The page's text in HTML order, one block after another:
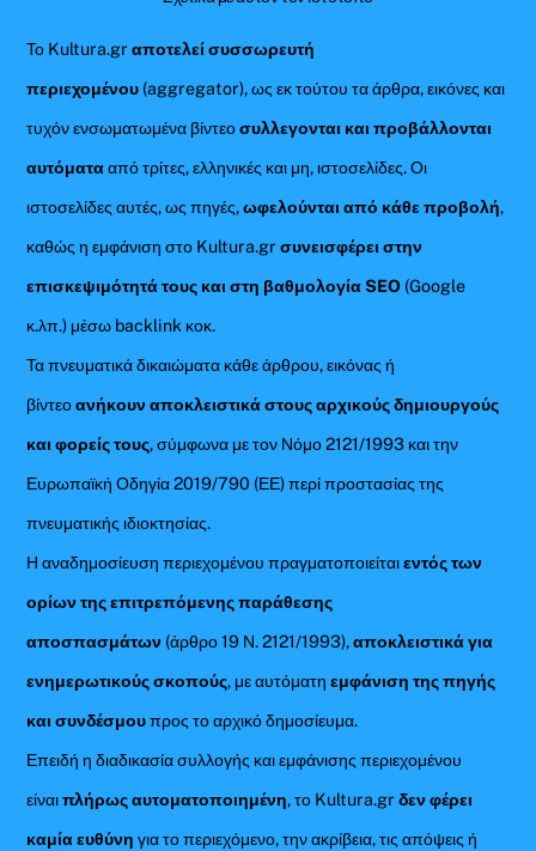
Το Kultura.grαποτελεί συσσωρευτή
περιεχομένου (aggregator), ως εκ τούτου τα άρθρα, εικόνες και
τυχόν ενσωματωμένα βίντεοσυλλεγονται και προβάλλονται
αυτόματααπό τρίτες, ελληνικές και μη, ιστοσελίδες. Οι
ιστοσελίδες αυτές, ως πηγές,ωφελούνται από κάθε προβολή,
καθώς η εμφάνιση στο Kultura.gr συνεισφέρει στην
επισκεψιμότητά τους και στη βαθμολογία SEO (Google
κ.λπ.) μέσω backlink κοκ.
Τα πνευματικά δικαιώματα κάθε άρθρου, εικόνας ή
βίντεοανήκουν αποκλειστικά στους αρχικούς δημιουργούς
και φορείς τους, σύμφωνα με τον Νόμο 2121/1993 και την
Ευρωπαϊκή Οδηγία 2019/790 (ΕΕ) περί προστασίας της
πνευματικής ιδιοκτησίας.
Η αναδημοσίευση περιεχομένου πραγματοποιείταιεντός των
ορίων της επιτρεπόμενης παράθεσης
αποσπασμάτων (άρθρο 19 Ν. 2121/1993),αποκλειστικά για
ενημερωτικούς σκοπούς, με αυτόματηεμφάνιση της πηγής
και συνδέσμουπρος το αρχικό δημοσίευμα.
Επειδή η διαδικασία συλλογής και εμφάνισης περιεχομένου
είναιπλήρως αυτοματοποιημένη, το Kultura.grδεν φέρει
καμία ευθύνη για το περιεχόμενο, την ακρίβεια, τις απόψεις ή